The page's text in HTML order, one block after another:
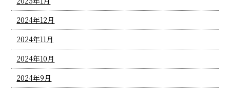
2024年12月
2024年11月
2024年10月
2024年9月